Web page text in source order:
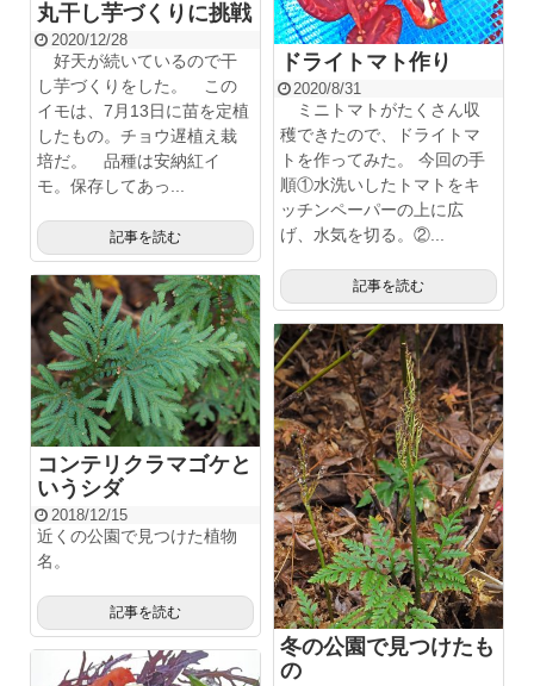
丸干し芋づくりに挑戦
2020/12/28
好天が続いているので干
し芋づくりをした。 この
イモは、7月13日に苗を定植
したもの。チョウ遅植え栽
培だ。 品種は安納紅イ
モ。保存してあっ...
記事を読む
ドライトマト作り
2020/8/31
ミニトマトがたくさん収
穫できたので、ドライトマ
トを作ってみた。 今回の手
順①水洗いしたトマトをキ
ッチンペーパーの上に広
げ、水気を切る。②...
記事を読む
コンテリクラマゴケと
いうシダ
2018/12/15
近くの公園で見つけた植物
名。
記事を読む
冬の公園で見つけたも
の